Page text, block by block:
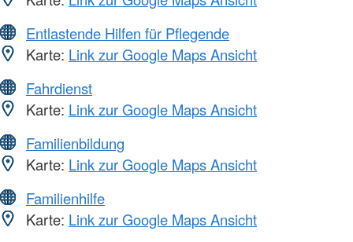
Entlastende Hilfen für Pflegende
Karte: Link zur Google Maps Ansicht
Fahrdienst
Karte: Link zur Google Maps Ansicht
Familienbildung
Karte: Link zur Google Maps Ansicht
Familienhilfe
Karte: Link zur Google Maps Ansicht